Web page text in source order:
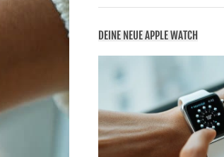
DEINE NEUE APPLE WATCH